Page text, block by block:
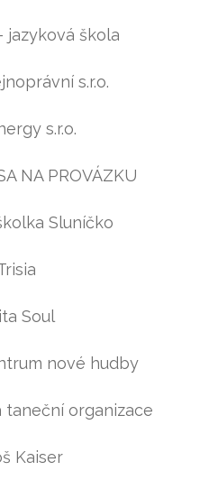
jazyková škola
s.r.o.
s.r.o.
NA PROVÁZKU
Sluníčko
Soul
nové hudby
taneční organizace
Kaiser